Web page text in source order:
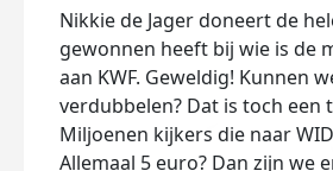
Nikkie de Jager doneert de
gewonnen heeft bij wie is de
aan KWF. Geweldig! Kunnen
verdubbelen? Dat is toch een
Miljoenen kijkers die naar
Allemaal 5 euro? Dan zijn we